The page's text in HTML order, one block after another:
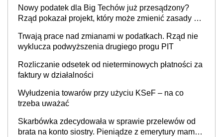
Nowy podatek dla Big Techów już przesądzony?
Rząd pokazał projekt, który może zmienić zasady gry
Trwają prace nad zmianami w podatkach. Rząd nie
wyklucza podwyższenia drugiego progu PIT
Rozliczanie odsetek od nieterminowych płatności za
faktury w działalności
Wyłudzenia towarów przy użyciu KSeF – na co
trzeba uważać
Skarbówka zdecydowała w sprawie przelewów od
brata na konto siostry. Pieniądze z emerytury mamy